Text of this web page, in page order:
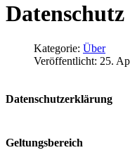
Datenschutz
Kategorie: Über
Veröffentlicht: 25.
Datenschutzerklärung
Geltungsbereich